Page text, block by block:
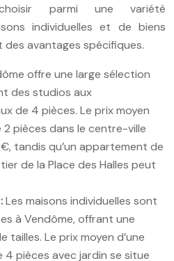
parmi une variété
individuelles et de biens
avantages spécifiques.
offre une large sélection
des studios aux
de 4 pièces. Le prix moyen
pièces dans le centre-ville
tandis qu’un appartement de
de la Place des Halles peut
Les maisons individuelles sont
à Vendôme, offrant une
Le prix moyen d’une
4 pièces avec jardin se situe